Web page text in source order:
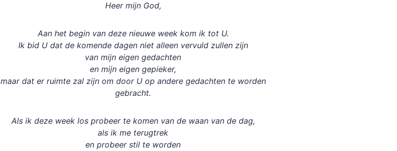
Heer mijn God,
Aan het begin van deze nieuwe week kom ik tot U.
Ik bid U dat de komende dagen niet alleen vervuld zullen zijn
van mijn eigen gedachten
en mijn eigen gepieker,
maar dat er ruimte zal zijn om door U op andere gedachten te worden
gebracht.
Als ik deze week los probeer te komen van de waan van de dag,
als ik me terugtrek
en probeer stil te worden